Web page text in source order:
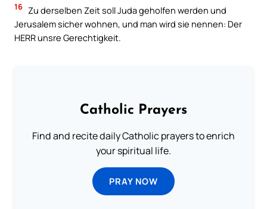
16 Zu derselben Zeit soll Juda geholfen werden und
Jerusalem sicher wohnen, und man wird sie nennen: Der
HERR unsre Gerechtigkeit.
Catholic Prayers
Find and recite daily Catholic prayers to enrich
your spiritual life.
PRAY NOW